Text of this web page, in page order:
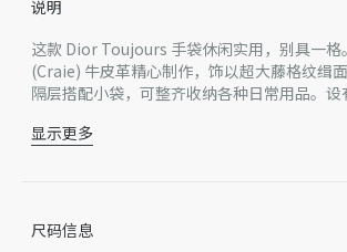
说明
这款 Dior Toujours 手袋休闲实用，别具一格
(Craie) 牛皮革精心制作，饰以超大藤格纹缉
隔层搭配小袋，可整齐收纳各种日常用品。
可调节两侧，彰显廓形。中号款式，皮革顶部
主体：牛皮革
Lock 扣环
浅金色饰面金属 D.I.O.R. 吊饰
显示更多
尺码信息